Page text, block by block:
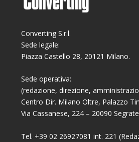
Converting S.r.l.
Sede legale:
Piazza Castello 28, 20121 Milano.
Sede operativa:
(redazione, direzione,
Centro Dir. Milano Oltre, Palazzo
Via Cassanese, 224 – 20090
Tel. +39 02 26927081 int. 221